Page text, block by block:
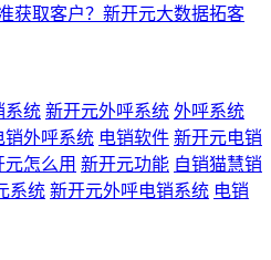
获取客户？新开元大数据拓客
系统 新开元外呼系统 外呼系统
销外呼系统 电销软件 新开元电销
元怎么用 新开元功能 自销猫慧销
系统 新开元外呼电销系统 电销